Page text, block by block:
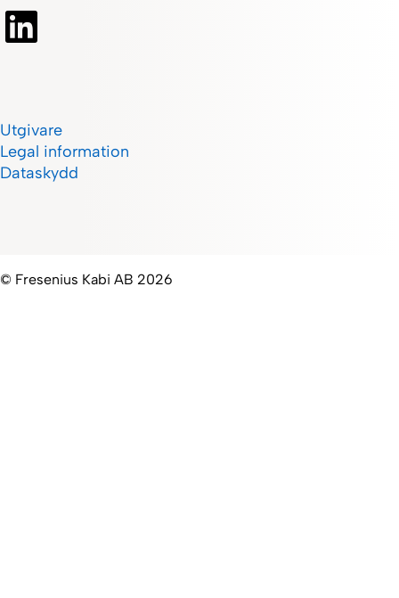
Utgivare
Legal information
Dataskydd
© Fresenius Kabi AB 2026